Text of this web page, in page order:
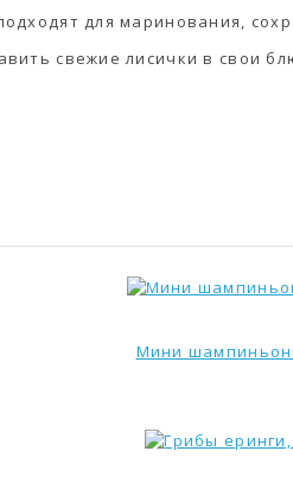
для маринования,
свежие лисички в свои
Мини